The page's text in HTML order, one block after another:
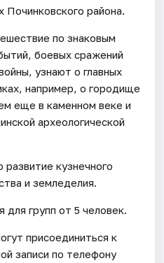
Починковского района.
по знаковым
боевых сражений
узнают о главных
например, о городище
еще в каменном веке и
археологической
кузнечного
и земледелия.
групп от 5 человек.
присоединиться к
записи по телефону